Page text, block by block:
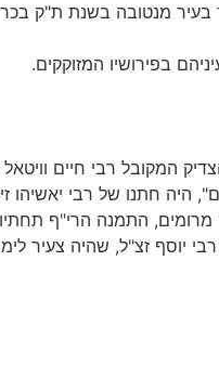
בעיר מנטובה בשנת ת"ק
בפירושיו המזוקקים.
המקובל רבי חיים
היה חתנו של רבי יאשיהו
מרומים, התמנה הרי"ף
יוסף זצ"ל, שהיה צעיר